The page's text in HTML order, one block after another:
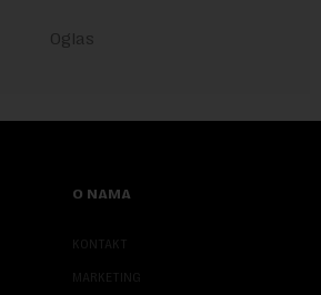
O NAMA
KONTAKT
MARKETING